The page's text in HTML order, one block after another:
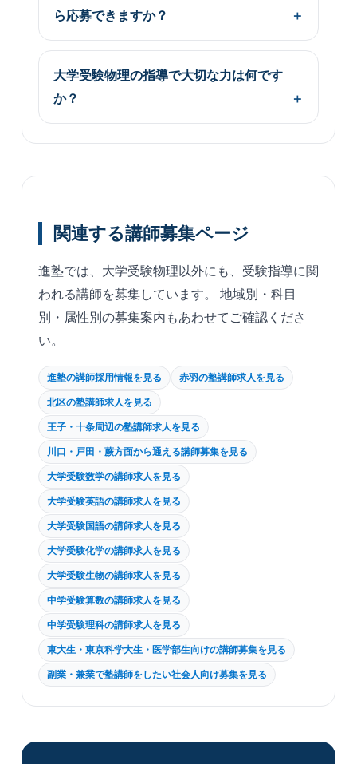
ら応募できますか？
大学受験物理の指導で大切な力は何です
か？
関連する講師募集ページ
進塾では、大学受験物理以外にも、受験指導に関
われる講師を募集しています。 地域別・科目
別・属性別の募集案内もあわせてご確認くださ
い。
進塾の講師採用情報を見る 赤羽の塾講師求人を見る
北区の塾講師求人を見る
王子・十条周辺の塾講師求人を見る
川口・戸田・蕨方面から通える講師募集を見る
大学受験数学の講師求人を見る
大学受験英語の講師求人を見る
大学受験国語の講師求人を見る
大学受験化学の講師求人を見る
大学受験生物の講師求人を見る
中学受験算数の講師求人を見る
中学受験理科の講師求人を見る
東大生・東京科学大生・医学部生向けの講師募集を見る
副業・兼業で塾講師をしたい社会人向け募集を見る